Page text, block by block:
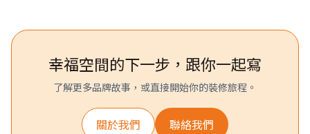
幸福空間的下一步，跟你一起寫
了解更多品牌故事，或直接開始你的裝修旅程。
關於我們 聯絡我們